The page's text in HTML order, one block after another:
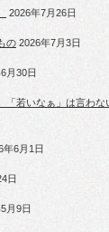
2026年7月26日
の 2026年7月3日
月30日
「若いなぁ」は言わな
年6月1日
日
月9日